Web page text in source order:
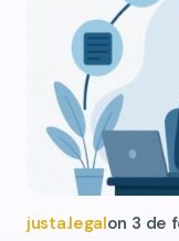
justa.legalon 3 de